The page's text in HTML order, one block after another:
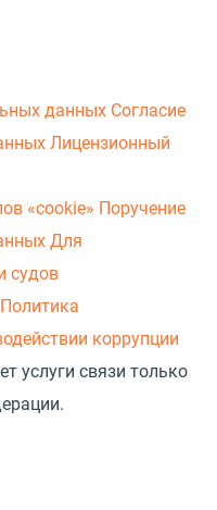
данных Согласие
Лицензионный
«cookie» Поручение
Для
судов
Политика
коррупции
услуги связи только